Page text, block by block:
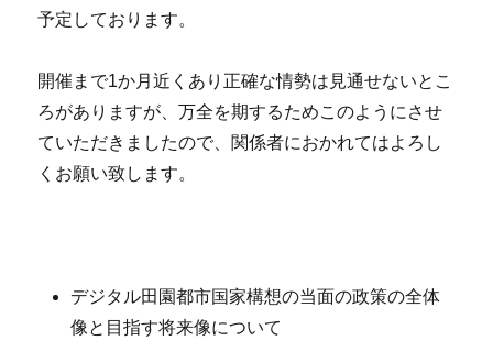
予定しております。
開催まで1か月近くあり正確な情勢は見通せないとこ
ろがありますが、万全を期するためこのようにさせ
ていただきましたので、関係者におかれてはよろし
くお願い致します。
デジタル田園都市国家構想の当面の政策の全体
像と目指す将来像について